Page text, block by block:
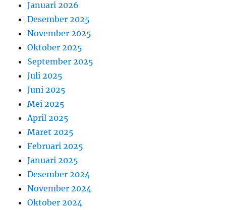
Januari 2026
Desember 2025
November 2025
Oktober 2025
September 2025
Juli 2025
Juni 2025
Mei 2025
April 2025
Maret 2025
Februari 2025
Januari 2025
Desember 2024
November 2024
Oktober 2024